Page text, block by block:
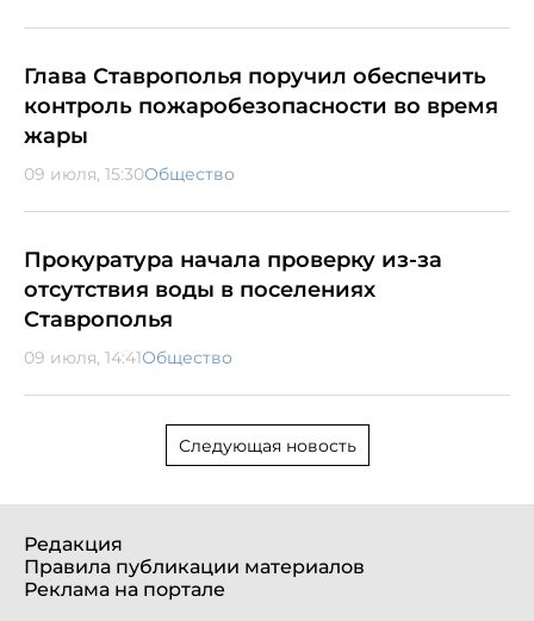
Глава Ставрополья поручил обеспечить
контроль пожаробезопасности во время
жары
09 июля, 15:30Общество
Прокуратура начала проверку из-за
отсутствия воды в поселениях
Ставрополья
09 июля, 14:41Общество
Следующая новость
Редакция
Правила публикации материалов
Реклама на портале